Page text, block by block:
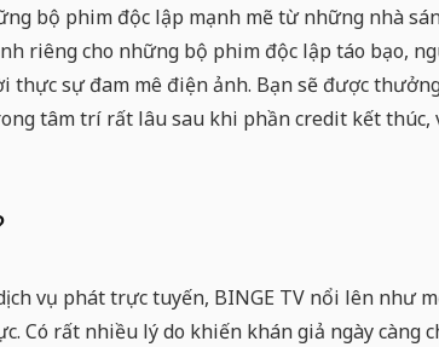
bộ phim độc lập mạnh mẽ từ những nhà
riêng cho những bộ phim độc lập táo bạo,
sự đam mê điện ảnh. Bạn sẽ được
tâm trí rất lâu sau khi phần credit kết
vụ phát trực tuyến, BINGE TV nổi lên như
Có rất nhiều lý do khiến khán giả ngày càng